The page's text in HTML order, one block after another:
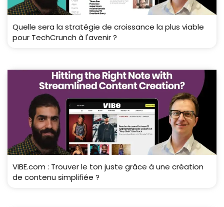
Quelle sera la stratégie de croissance la plus viable
pour TechCrunch à l'avenir ?
VIBE.com : Trouver le ton juste grâce à une création
de contenu simplifiée ?